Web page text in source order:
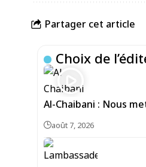
Partager cet article
Choix de
Al-Chaibani : Nous
août 7, 2026